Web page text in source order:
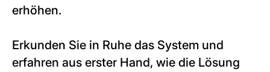
erhöhen.
Erkunden Sie in Ruhe das System und
erfahren aus erster Hand, wie die Lösung